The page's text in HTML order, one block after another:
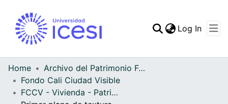
Log In
Home
Archivo del Patrimonio Fotográfico y Fílmico del Valle del Cauca
Fondo Cali Ciudad Visible
FCCV - Vivienda - Patrimonial